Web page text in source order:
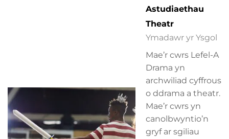
Astudiaethau
Theatr
Ymadawr yr Ysgol
Mae’r cwrs Lefel-A
Drama yn
archwiliad cyffrous
o ddrama a theatr.
Mae’r cwrs yn
canolbwyntio’n
gryf ar sgiliau